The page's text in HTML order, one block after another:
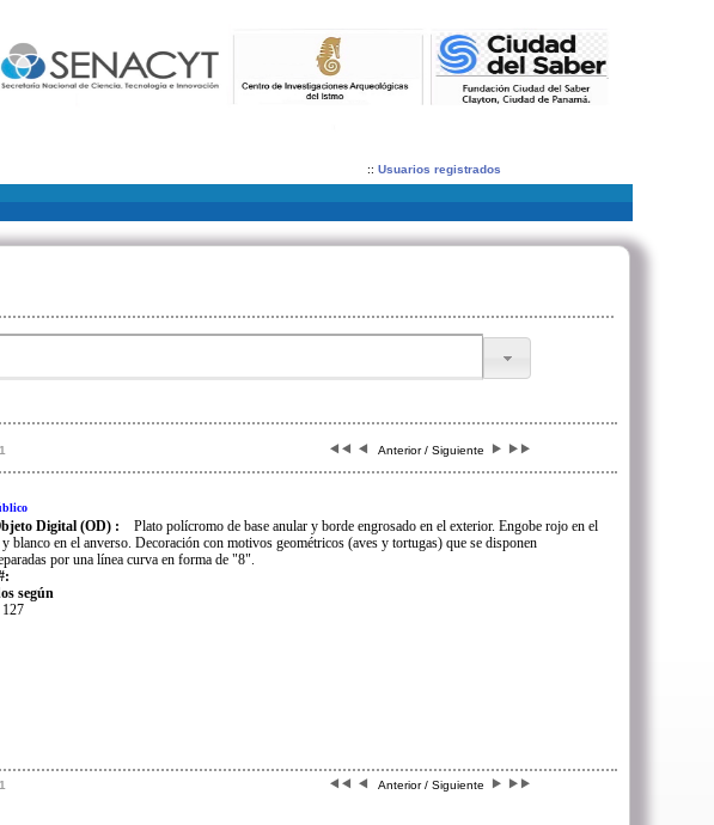
:: Usuarios registrados
1 Anterior / Siguiente
Digital (OD) :
Plato polícromo de base anular y borde engrosado en el exterior. Engobe rojo en el
blanco en el anverso. Decoración con motivos geométricos (aves y tortugas) que se disponen
por una línea curva en forma de "8".
según
127
1 Anterior / Siguiente